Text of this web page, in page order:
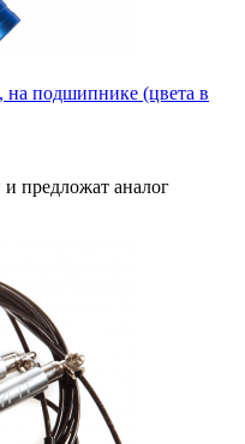
на подшипнике (цвета в
предложат аналог